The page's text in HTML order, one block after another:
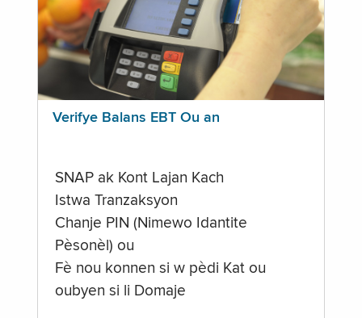
Verifye Balans EBT Ou an
SNAP ak Kont Lajan Kach
Istwa Tranzaksyon
Chanje PIN (Nimewo Idantite
Pèsonèl) ou
Fè nou konnen si w pèdi Kat ou
oubyen si li Domaje